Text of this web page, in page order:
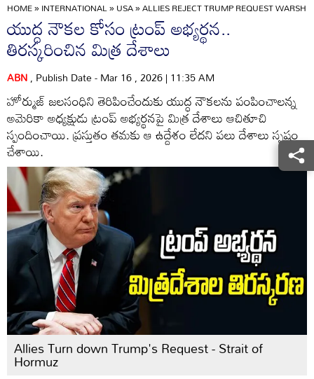
HOME»INTERNATIONAL»USA»ALLIES REJECT TRUMP REQUEST
యుద్ధ నౌకల కోసం ట్రంప్ అభ్యర్థన..
తిరస్కరించిన మిత్ర దేశాలు
ABN, Publish Date - Mar 16 , 2026 | 11:35 AM
హోర్ముజ్ జలసంధిని తెరిపించేందుకు యుద్ధ నౌకలను పంపించాలన్న
అమెరికా అధ్యక్షుడు ట్రంప్ అభ్యర్థనపై మిత్ర దేశాలు ఆచితూచి
స్పందించాయి. ప్రస్తుతం తమకు ఆ ఉద్దేశం లేదని పలు దేశాలు స్పష్టం
చేశాయి.
Allies Turn down Trump's Request - Strait of
Hormuz